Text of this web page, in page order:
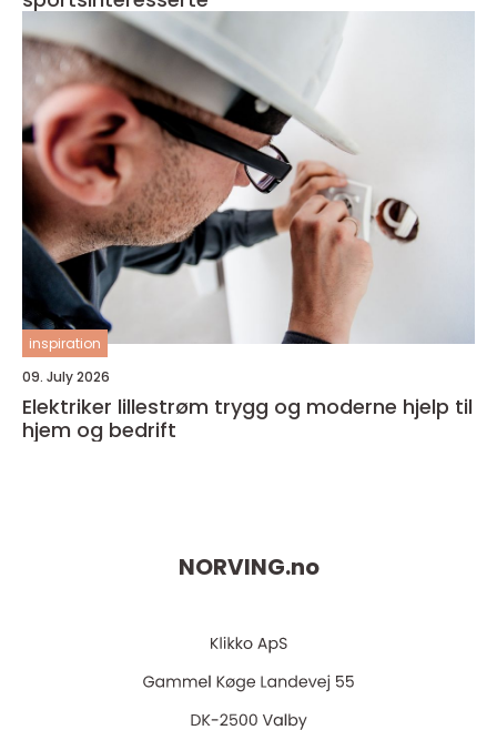
inspiration
09. July 2026
Elektriker lillestrøm trygg og moderne hjelp til
hjem og bedrift
NORVING.no